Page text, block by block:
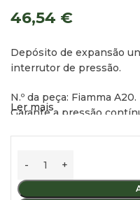
46,54 €
Depósito de expansão
interrutor de pressão.
N.º da peça: Fiamma A20.
Garante a pressão
modificável.
Entrada/saída de água:
Ler mais